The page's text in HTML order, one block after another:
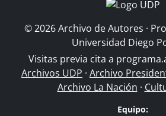
© 2026 Archivo de Autores ·
Universidad Diego
Visitas previa cita a
Archivos UDP · Archivo
Archivo La Nación ·
Equipo: